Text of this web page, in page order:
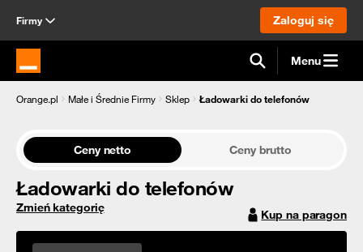
Firmy Zaloguj się
Strona główna Orange.pl Menu
Orange.pl Małe i Średnie Firmy Sklep Ładowarki do telefonów
Ceny netto Ceny brutto
Ładowarki do telefonów
Zmień kategorię Kup na paragon